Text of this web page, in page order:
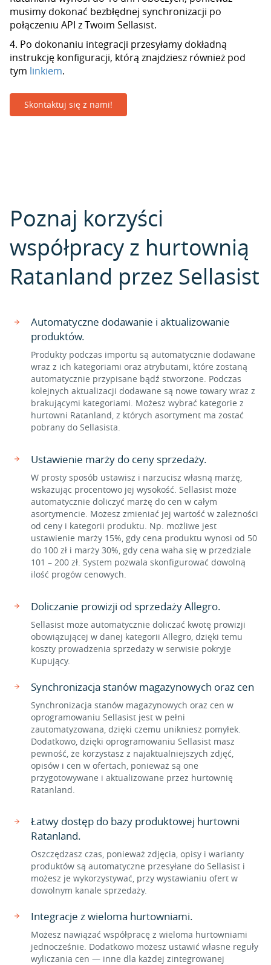
musimy dokonać bezbłędnej synchronizacji po
połączeniu API z Twoim Sellasist.
4. Po dokonaniu integracji przesyłamy dokładną
instrukcję konfiguracji, którą znajdziesz również pod
tym linkiem.
Skontaktuj się z nami!
Poznaj korzyści
współpracy z hurtownią
Ratanland przez Sellasist
Automatyczne dodawanie i aktualizowanie
produktów.
Produkty podczas importu są automatycznie dodawane
wraz z ich kategoriami oraz atrybutami, które zostaną
automatycznie przypisane bądź stworzone. Podczas
kolejnych aktualizacji dodawane są nowe towary wraz z
brakującymi kategoriami. Możesz wybrać kategorie z
hurtowni Ratanland, z których asortyment ma zostać
pobrany do Sellasista.
Ustawienie marży do ceny sprzedaży.
W prosty sposób ustawisz i narzucisz własną marżę,
wskazując procentowo jej wysokość. Sellasist może
automatycznie doliczyć marżę do cen w całym
asortymencie. Możesz zmieniać jej wartość w zależności
od ceny i kategorii produktu. Np. możliwe jest
ustawienie marży 15%, gdy cena produktu wynosi od 50
do 100 zł i marży 30%, gdy cena waha się w przedziale
101 – 200 zł. System pozwala skonfigurować dowolną
ilość progów cenowych.
Doliczanie prowizji od sprzedaży Allegro.
Sellasist może automatycznie doliczać kwotę prowizji
obowiązującej w danej kategorii Allegro, dzięki temu
koszty prowadzenia sprzedaży w serwisie pokryje
Kupujący.
Synchronizacja stanów magazynowych oraz cen
Synchronizacja stanów magazynowych oraz cen w
oprogramowaniu Sellasist jest w pełni
zautomatyzowana, dzięki czemu unikniesz pomyłek.
Dodatkowo, dzięki oprogramowaniu Sellasist masz
pewność, że korzystasz z najaktualniejszych zdjęć,
opisów i cen w ofertach, ponieważ są one
przygotowywane i aktualizowane przez hurtownię
Ratanland.
Łatwy dostęp do bazy produktowej hurtowni
Ratanland.
Oszczędzasz czas, ponieważ zdjęcia, opisy i warianty
produktów są automatyczne przesyłane do Sellasist i
możesz je wykorzystywać, przy wystawianiu ofert w
dowolnym kanale sprzedaży.
Integracje z wieloma hurtowniami.
Możesz nawiązać współpracę z wieloma hurtowniami
jednocześnie. Dodatkowo możesz ustawić własne reguły
wyliczania cen — inne dla każdej zintegrowanej